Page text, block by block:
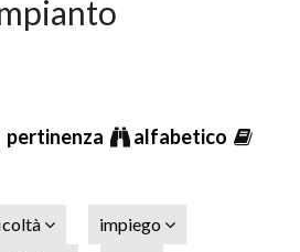
pertinenza
alfabetico
impiego